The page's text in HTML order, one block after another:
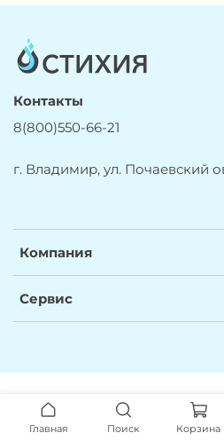
Компания
Сервис
Контакты
8(800)550-66-21
г. Владимир, ул. Почаевский
Главная Поиск Корзина